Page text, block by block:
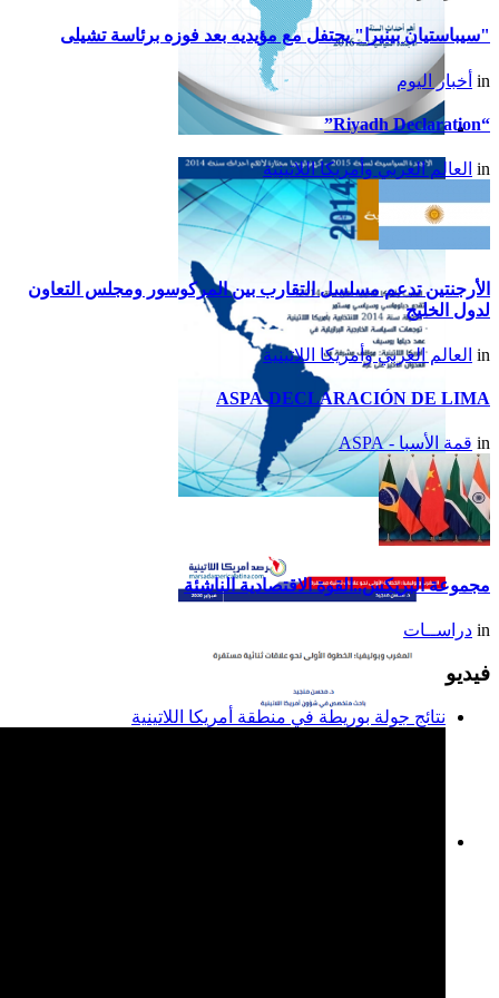
تقرير أمريكا اللاتينية لسنة
2015
تقرير أمريكا اللاتينية لسنة
2014
"سيباستيان بينيرا" يحتفل مع مؤيديه بعد فوزه برئاسة تشيلى
in أخبار اليوم
“Riyadh Declaration”
in العالم العربي وأمريكا اللاتينية
الأرجنتين تدعم مسلسل التقارب بين المركوسور ومجلس التعاون
لدول الخليج
in العالم العربي وأمريكا اللاتينية
ASPA-DECLARACIÓN DE LIMA
in قمة الأسبا - ASPA
مجموعة البريكس..القوة الاقتصادية الناشئة
in دراســات
فيديو
نتائج جولة بوريطة في منطقة أمريكا اللاتينية